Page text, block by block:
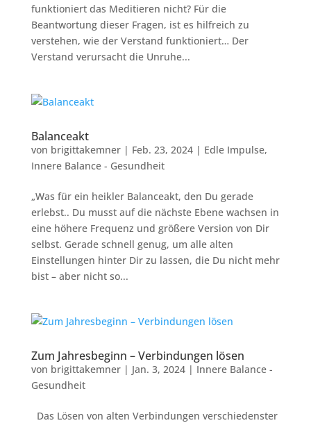
funktioniert das Meditieren nicht? Für die
Beantwortung dieser Fragen, ist es hilfreich zu
verstehen, wie der Verstand funktioniert… Der
Verstand verursacht die Unruhe...
Balanceakt
von brigittakemner| Feb. 23, 2024| Edle Impulse,
Innere Balance - Gesundheit
„Was für ein heikler Balanceakt, den Du gerade
erlebst.. Du musst auf die nächste Ebene wachsen in
eine höhere Frequenz und größere Version von Dir
selbst. Gerade schnell genug, um alle alten
Einstellungen hinter Dir zu lassen, die Du nicht mehr
bist – aber nicht so...
Zum Jahresbeginn – Verbindungen lösen
von brigittakemner| Jan. 3, 2024| Innere Balance -
Gesundheit
Das Lösen von alten Verbindungen verschiedenster